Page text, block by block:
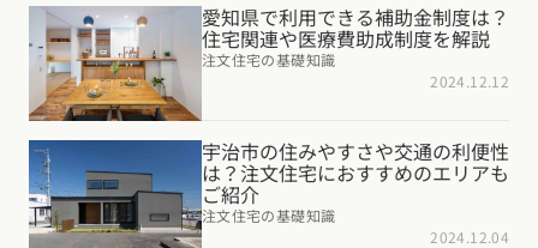
愛知県で利用できる補助金制度は？
住宅関連や医療費助成制度を解説
注文住宅の基礎知識
2024.12.12
宇治市の住みやすさや交通の利便性
は？注文住宅におすすめのエリアも
ご紹介
注文住宅の基礎知識
2024.12.04